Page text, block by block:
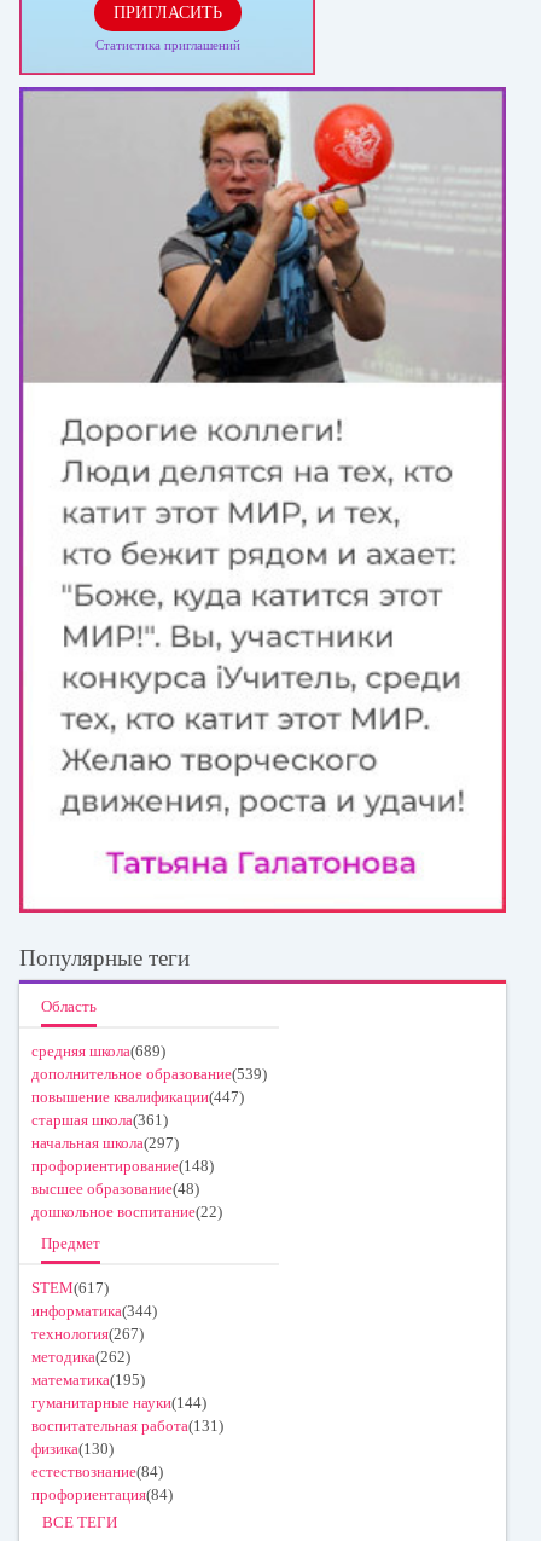
ПРИГЛАСИТЬ
Статистика приглашений
Популярные теги
Область
средняя школа(689)
дополнительное образование(539)
повышение квалификации(447)
старшая школа(361)
начальная школа(297)
профориентирование(148)
высшее образование(48)
дошкольное воспитание(22)
Предмет
STEM(617)
информатика(344)
технология(267)
методика(262)
математика(195)
гуманитарные науки(144)
воспитательная работа(131)
физика(130)
естествознание(84)
профориентация(84)
ВСЕ ТЕГИ